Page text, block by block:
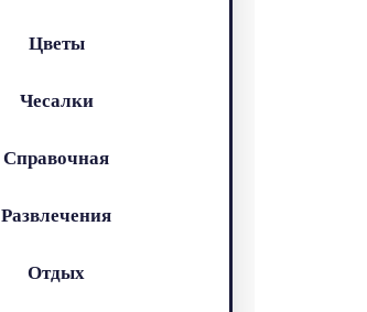
Цветы
Чесалки
Справочная
Развлечения
Отдых